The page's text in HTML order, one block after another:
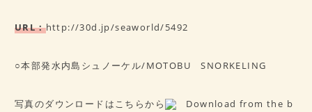
URL：http://30d.jp/seaworld/5492
○本部発水内島シュノーケル/MOTOBU SNORKELING
写真のダウンロードはこちらから
Download from the b